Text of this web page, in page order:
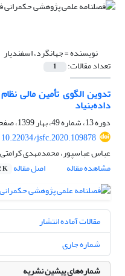
نویسنده =جهانگرد، اسفندیار
تعداد مقالات: 1
تدوین الگوی تأمین مالی
داده‌بنیاد
دوره 13، شماره 49، بهار 1399، صفحه
10.22034/jsfc.2020.109878
عباس عباسپور، محمدمهدی کرامتی
مشاهده مقاله
اصل مقاله K
مقالات آماده انتشار
شماره جاری
شماره‌های پیشین نشریه